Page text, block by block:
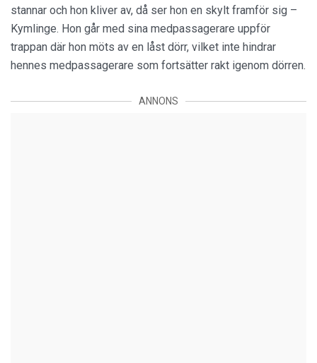
stannar och hon kliver av, då ser hon en skylt framför sig –
Kymlinge. Hon går med sina medpassagerare uppför
trappan där hon möts av en låst dörr, vilket inte hindrar
hennes medpassagerare som fortsätter rakt igenom dörren.
ANNONS